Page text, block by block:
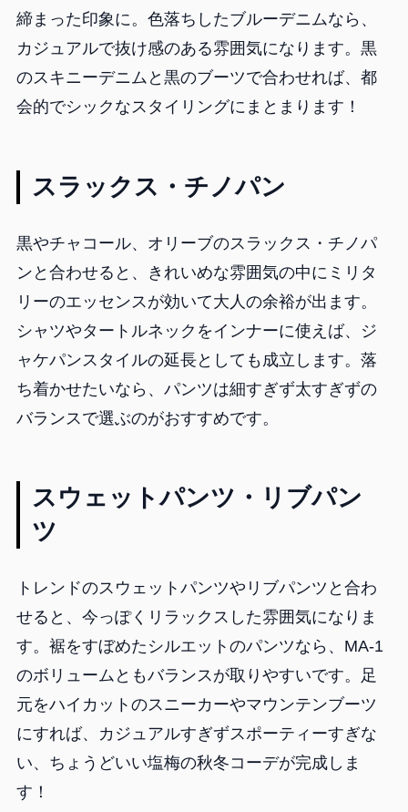
締まった印象に。色落ちしたブルーデニムなら、
カジュアルで抜け感のある雰囲気になります。黒
のスキニーデニムと黒のブーツで合わせれば、都
会的でシックなスタイリングにまとまります！
スラックス・チノパン
黒やチャコール、オリーブのスラックス・チノパ
ンと合わせると、きれいめな雰囲気の中にミリタ
リーのエッセンスが効いて大人の余裕が出ます。
シャツやタートルネックをインナーに使えば、ジ
ャケパンスタイルの延長としても成立します。落
ち着かせたいなら、パンツは細すぎず太すぎずの
バランスで選ぶのがおすすめです。
スウェットパンツ・リブパン
ツ
トレンドのスウェットパンツやリブパンツと合わ
せると、今っぽくリラックスした雰囲気になりま
す。裾をすぼめたシルエットのパンツなら、MA-1
のボリュームともバランスが取りやすいです。足
元をハイカットのスニーカーやマウンテンブーツ
にすれば、カジュアルすぎずスポーティーすぎな
い、ちょうどいい塩梅の秋冬コーデが完成しま
す！